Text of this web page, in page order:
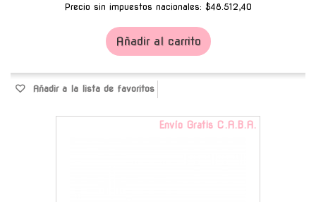
Precio sin impuestos nacionales: $48.512,40
Añadir al carrito
Añadir a la lista de favoritos
Envío Gratis C.A.B.A.